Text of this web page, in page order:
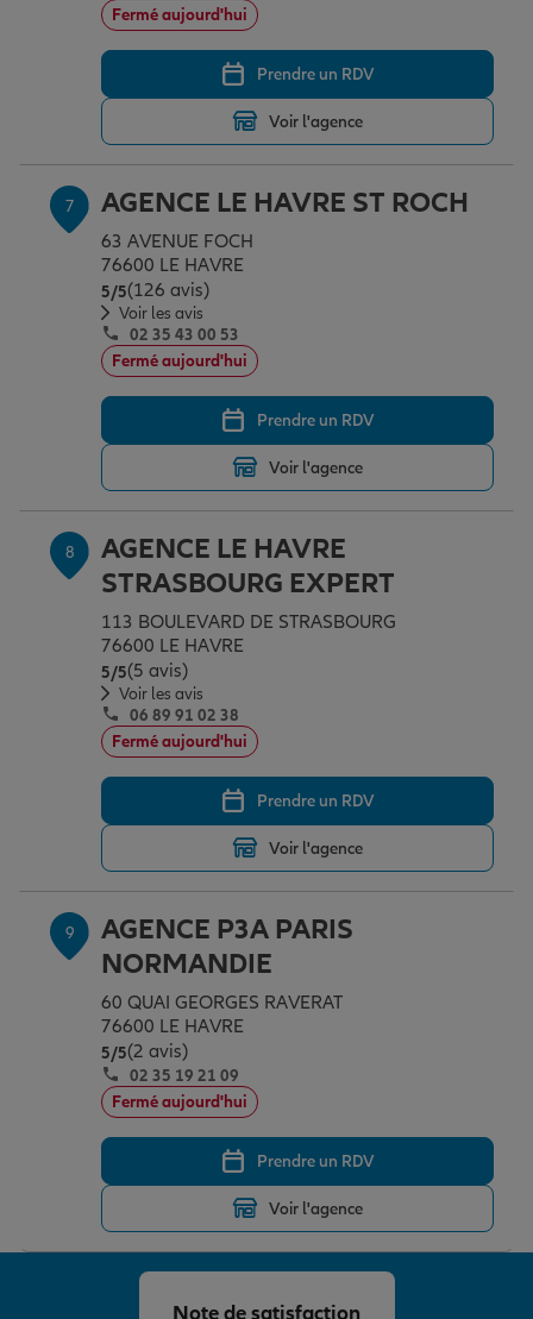
Fermé aujourd'hui
Prendre un RDV
Voir l'agence
7 AGENCE LE HAVRE ST ROCH
63 AVENUE FOCH
76600 LE HAVRE
5/5Note de 5 sur 5
(126 avis)
Voir les avis
02 35 43 00 53
Fermé aujourd'hui
Prendre un RDV
Voir l'agence
8
AGENCE LE HAVRE
STRASBOURG EXPERT
113 BOULEVARD DE STRASBOURG
76600 LE HAVRE
5/5Note de 5 sur 5
(5 avis)
Voir les avis
06 89 91 02 38
Fermé aujourd'hui
Prendre un RDV
Voir l'agence
9
AGENCE P3A PARIS
NORMANDIE
60 QUAI GEORGES RAVERAT
76600 LE HAVRE
5/5Note de 5 sur 5
(2 avis)
02 35 19 21 09
Fermé aujourd'hui
Prendre un RDV
Voir l'agence
Note de satisfaction